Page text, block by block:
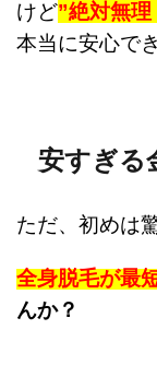
けど”絶対無理
本当に安心で
安すぎる
ただ、初めは
全身脱毛が最
んか？